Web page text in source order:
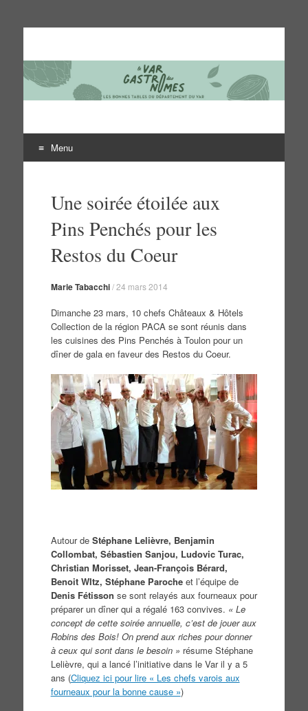
Le Var des gastronomes
Les bonnes tables du département du Var
Menu
contenuUne soirée étoilée aux
Pins Penchés pour les
Restos du Coeur
Marie Tabacchi/24 mars 2014
Dimanche 23 mars, 10 chefs Châteaux & Hôtels
Collection de la région PACA se sont réunis dans
les cuisines des Pins Penchés à Toulon pour un
dîner de gala en faveur des Restos du Coeur.
Autour deStéphane Lelièvre, Benjamin
Collombat, Sébastien Sanjou, Ludovic Turac,
Christian Morisset, Jean-François Bérard,
Benoit WItz, Stéphane Parocheet l’équipe de
Denis Fétisson se sont relayés aux fourneaux pour
préparer un dîner qui a régalé 163 convives. « Le
concept de cette soirée annuelle, c’est de jouer aux
Robins des Bois! On prend aux riches pour donner
à ceux qui sont dans le besoin » résume Stéphane
Lelièvre, qui a lancé l’initiative dans le Var il y a 5
ans (Cliquez ici pour lire « Les chefs varois aux
fourneaux pour la bonne cause »)